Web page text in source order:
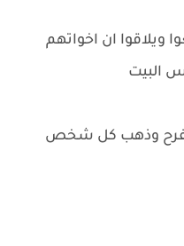
ويلاقوا ان اخواتهم
البيت
وذهب كل شخص